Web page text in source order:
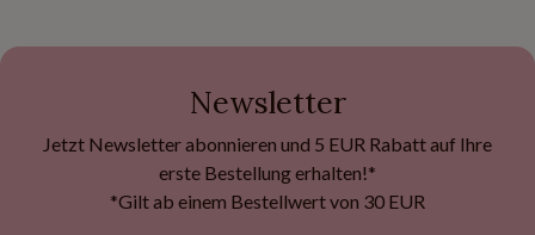
Newsletter
Jetzt Newsletter abonnieren und 5 EUR Rabatt auf Ihre
erste Bestellung erhalten!*
*Gilt ab einem Bestellwert von 30 EUR